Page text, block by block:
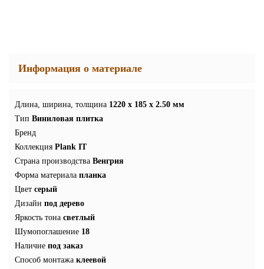
Информация о материале
Длина, ширина, толщина 1220 x 185 x 2.50 мм
Тип Виниловая плитка
Бренд
Коллекция Plank IT
Страна производства Венгрия
Форма материала планка
Цвет серый
Дизайн под дерево
Яркость тона светлый
Шумопоглашение 18
Наличие под заказ
Способ монтажа клеевой